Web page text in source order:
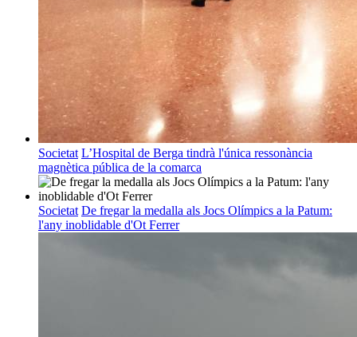
Societat L’Hospital de Berga tindrà l'única ressonància
magnètica pública de la comarca
Societat De fregar la medalla als Jocs Olímpics a la Patum:
l'any inoblidable d'Ot Ferrer